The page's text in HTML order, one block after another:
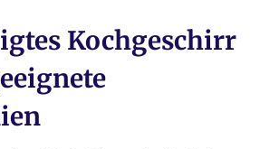
Kochgeschirr